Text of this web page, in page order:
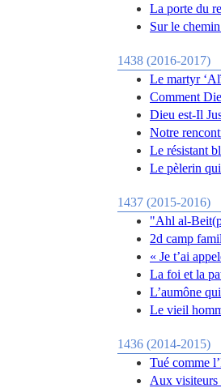
La porte du
Sur le
1438 (2016-2017)
Le martyr
Comment
Dieu est-Il
Notre
Le résistant
Le pèlerin
1437 (2015-2016)
"Ahl al-
2d camp
« Je t’ai
La foi et la
L’aumône
Le vieil
1436 (2014-2015)
Tué comme
Aux visiteurs